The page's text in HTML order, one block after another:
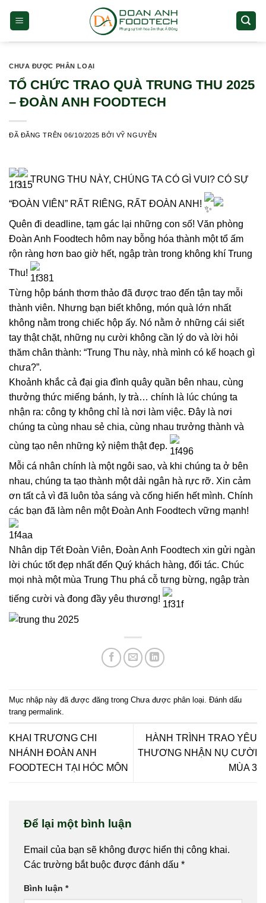
CHƯA ĐƯỢC PHÂN LOẠI
TỔ CHỨC TRAO QUÀ TRUNG THU 2025
– ĐOÀN ANH FOODTECH
ĐÃ ĐĂNG TRÊN06/10/2025 BỞI VỸ NGUYỄN
TRUNG THU NÀY, CHÚNG TA CÓ GÌ VUI? CÓ SỰ
“ĐOÀN VIÊN” RẤT RIÊNG, RẤT ĐOÀN ANH!
Quên đi deadline, tạm gác lại những con số! Văn phòng
Đoàn Anh Foodtech hôm nay bỗng hóa thành một tổ ấm
rộn ràng hơn bao giờ hết, ngập tràn trong không khí Trung
Thu!
Từng hộp bánh thơm thảo đã được trao đến tận tay mỗi
thành viên. Nhưng bạn biết không, món quà lớn nhất
không nằm trong chiếc hộp ấy. Nó nằm ở những cái siết
tay thật chặt, những nụ cười không cần lý do và lời hỏi
thăm chân thành: “Trung Thu này, nhà mình có kế hoạch gì
chưa?”.
Khoảnh khắc cả đại gia đình quây quần bên nhau, cùng
thưởng thức miếng bánh, ly trà… chính là lúc chúng ta
nhận ra: công ty không chỉ là nơi làm việc. Đây là nơi
chúng ta cùng nhau sẻ chia, cùng nhau trưởng thành và
cùng tạo nên những kỷ niệm thật đẹp.
Mỗi cá nhân chính là một ngôi sao, và khi chúng ta ở bên
nhau, chúng ta tạo thành một dải ngân hà rực rỡ. Xin cảm
ơn tất cả vì đã luôn tỏa sáng và cống hiến hết mình. Chính
các bạn đã làm nên một Đoàn Anh Foodtech vững mạnh!
Nhân dịp Tết Đoàn Viên, Đoàn Anh Foodtech xin gửi ngàn
lời chúc tốt đẹp nhất đến Quý khách hàng, đối tác. Chúc
mọi nhà một mùa Trung Thu phá cỗ tưng bừng, ngập tràn
tiếng cười và đong đầy yêu thương!
Mục nhập này đã được đăng trong Chưa được phân loại . Đánh dấu
trang permalink
KHAI TRƯƠNG CHI
NHÁNH ĐOÀN ANH
FOODTECH TẠI HÓC MÔN
HÀNH TRÌNH TRAO YÊU
THƯƠNG NHẬN NỤ CƯỜI
MÙA 3
Để lại một bình luận
Email của bạn sẽ không được hiển thị công khai.
Các trường bắt buộc được đánh dấu *
Bình luận *